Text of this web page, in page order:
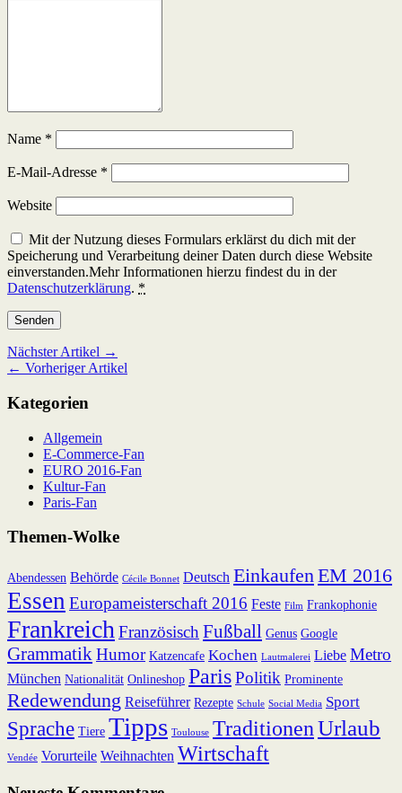
Name *
E-Mail-Adresse *
Website
Mit der Nutzung dieses Formulars erklärst du dich mit der
Speicherung und Verarbeitung deiner Daten durch diese Website
einverstanden.Mehr Informationen hierzu findest du in der
Datenschutzerklärung. *
Nächster Artikel →
← Vorheriger Artikel
Kategorien
Allgemein
E-Commerce-Fan
EURO 2016-Fan
Kultur-Fan
Paris-Fan
Themen-Wolke
Abendessen Behörde Cécile Bonnet Deutsch Einkaufen EM 2016
Essen Europameisterschaft 2016 Feste Film Frankophonie
Frankreich Französisch Fußball Genus Google
Grammatik Humor Katzencafe Kochen Lautmalerei Liebe Metro
München Nationalität Onlineshop ParisPolitik Prominente
Redewendung Reiseführer Rezepte Schule Social Media Sport
Sprache Tiere Tipps Toulouse TraditionenUrlaub
Vendée Vorurteile Weihnachten Wirtschaft